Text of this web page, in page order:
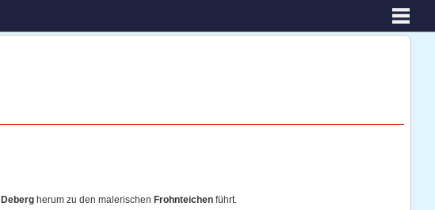
Debergherum zu den malerischen Frohnteichenführt.